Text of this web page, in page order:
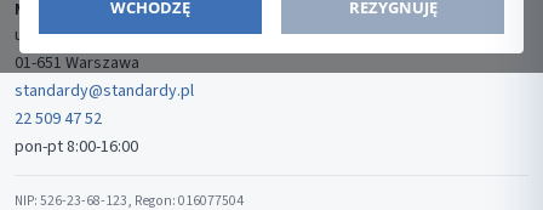
WCHODZĘ REZYGNUJĘ
Media-Press Sp. z o.o.
ul. Gwiaździsta 7B/8
01-651 Warszawa
standardy@standardy.pl
22 509 47 52
pon-pt 8:00-16:00
NIP: 526-23-68-123, Regon: 016077504